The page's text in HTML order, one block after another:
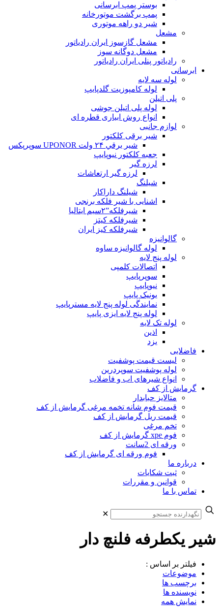
بوستر پمپ ابرسانی
پمپ برگشت موتورخانه
شیر دو راهه موتوری
مشعل
مشعل گازسوز ایران رادیاتور
مشعل دوگانه سوز
رادیاتور پنلی ایران رادیاتور
ابرسانی
لوله سه لایه
لوله کامپوزیت گلدپایپ
پلی اتیلن
لوله پلی اتیلن جوشی
انواع روش ابیاری قطره ای
لوازم جانبی
شیر برقی کلکتور
شير برقي ۲۴ ولت UPONOR سوپرپکس
جعبه کلکتور نیوپایپ
لرزه گیر
لرزه گیر ارتعاشات
شیلنگ
شیلنگ داراکار
اشنایی با شیر فلکه برنجی
شیرفلکه”۲سیم ایتالیا
شیرفلکه کیتز
شیرفلکه کیز ایران
گالوانیزه
لوله گالوانیزه ساوه
لوله پنج لایه
اتصالات کلمپی
سوپرپایپ
نیوپایپ
یونیک پایپ
نمایندگی لوله پنج لایه مسترپایپ
لوله پنج لایه ایزی پایپ
لوله تک لایه
اذین
یزد
فاضلابی
لیست قیمت پوشفیت
لوله پوشفیت سوپردرین
انواع شیرهای اب و فاضلاب
گرمایش از کف
متالایز حبابدار
قیمت فوم شانه تخمه مرغی گرمایش از کف
قیمت ریل گرمایش از کف
تخم مرغی
فوم xpe گرمایش از کف
ورقه ای 2سانت
فوم ورقه ای گرمایش از کف
درباره ما
ثبت شکایات
قوانین و مقررات
تماس با ما
✕
شیر یکطرفه فلنچ دار
فیلتر بر اساس :
موضوعات
برچسب ها
نویسنده ها
نمایش همه